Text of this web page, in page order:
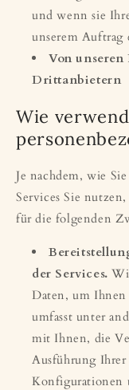
und wenn sie
unserem Auftrag
Von
Drittanbietern
Wie
Je nachdem, wie
Services Sie
für die folgenden
der Services.
Daten, um Ihnen
umfasst unter
mit Ihnen, die
Ausführung
Konfigurationen